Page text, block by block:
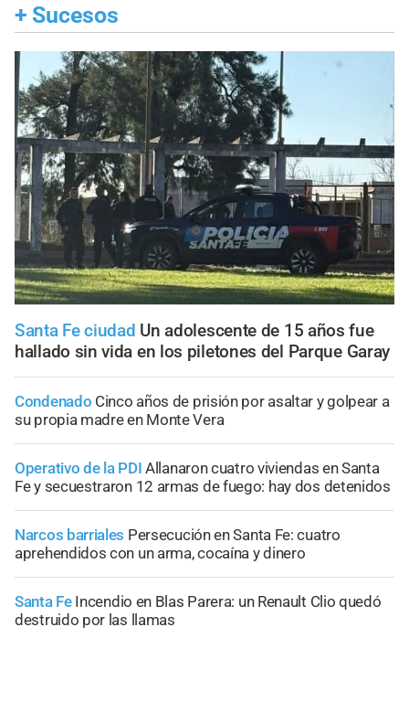
+ Sucesos
Santa Fe ciudad Un adolescente de 15 años fue
hallado sin vida en los piletones del Parque Garay
Condenado Cinco años de prisión por asaltar y golpear a
su propia madre en Monte Vera
Operativo de la PDI Allanaron cuatro viviendas en Santa
Fe y secuestraron 12 armas de fuego: hay dos detenidos
Narcos barriales Persecución en Santa Fe: cuatro
aprehendidos con un arma, cocaína y dinero
Santa Fe Incendio en Blas Parera: un Renault Clio quedó
destruido por las llamas